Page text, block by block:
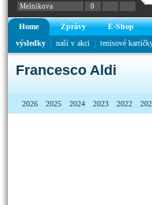
Melnikova
0
Home Zprávy E-Shop
výsledky
naši v akci tenisové
Francesco Aldi
2026 2025 2024 2023 2022